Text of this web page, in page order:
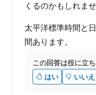
くるのかもしれませ
太平洋標準時間と
間あります。
この回答は役に立
はい
いいえ